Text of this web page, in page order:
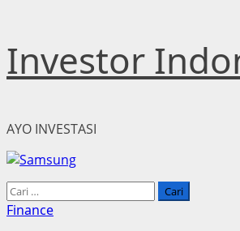
content
Investor
AYO INVESTASI
Primary
Menu
Cari
untuk:
Finance